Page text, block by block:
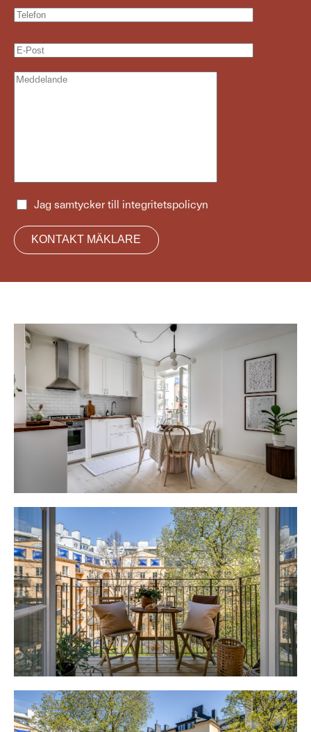
Jag samtycker till integritetspolicyn